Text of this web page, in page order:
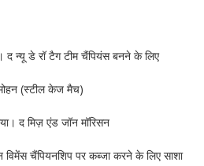
द न्यू डे रॉ टैग टीम चैंपियंस बनने के लिए
(स्टील केज मैच)
द मिज़ एंड जॉन मॉरिसन
विमेंस चैंपियनशिप पर कब्जा करने के लिए साशा